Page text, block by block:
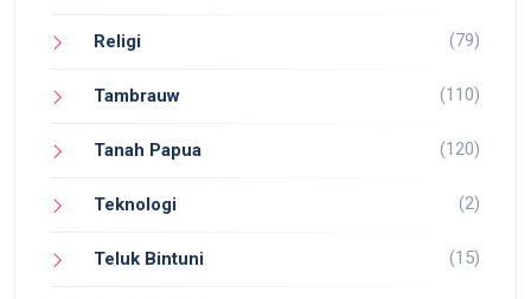
Religi (79)
Tambrauw (110)
Tanah Papua (120)
Teknologi (2)
Teluk Bintuni (15)